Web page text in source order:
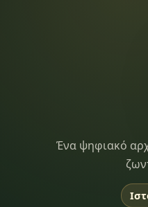
Ένα ψηφιακό